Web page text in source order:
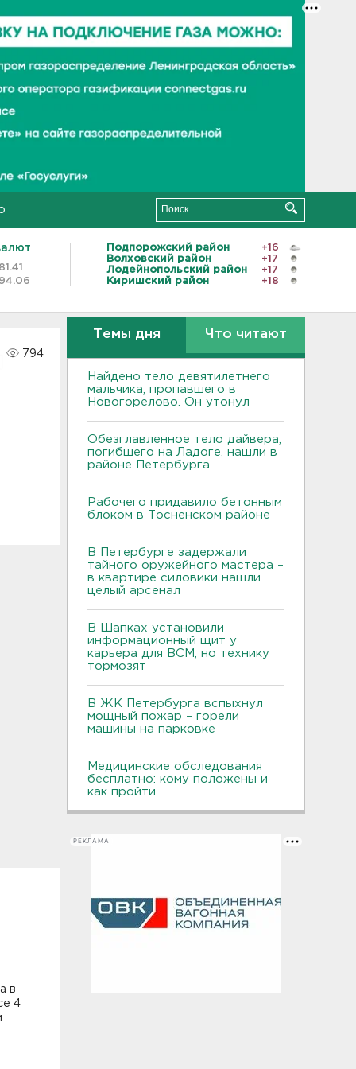
81.41
94.06
Подпорожский район
+16
Волховский район
+17
Лодейнопольский район
+17
Киришский район
+18
794
в
4
Темы дня Что читают
Найдено тело девятилетнего
мальчика, пропавшего в
Новогорелово. Он утонул
Обезглавленное тело дайвера,
погибшего на Ладоге, нашли в
районе Петербурга
Рабочего придавило бетонным
блоком в Тосненском районе
В Петербурге задержали
тайного оружейного мастера –
в квартире силовики нашли
целый арсенал
В Шапках установили
информационный щит у
карьера для ВСМ, но технику
тормозят
В ЖК Петербурга вспыхнул
мощный пожар – горели
машины на парковке
Медицинские обследования
бесплатно: кому положены и
как пройти
РЕКЛАМА